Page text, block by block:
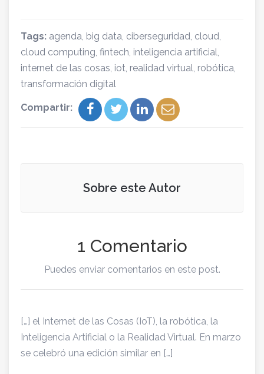
Tags: agenda big data ciberseguridad cloud
cloud computing fintech inteligencia artificial
internet de las cosas iot realidad virtual robótica
transformación digital
Compartir:
Sobre este Autor
1 Comentario
Puedes enviar comentarios en este post.
[…] el Internet de las Cosas (IoT), la robótica, la
Inteligencia Artificial o la Realidad Virtual. En marzo
se celebró una edición similar en […]